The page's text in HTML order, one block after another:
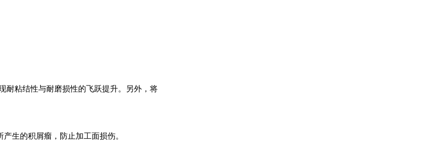
耐粘结性与耐磨损性的飞跃提升。另外，将
生的积屑瘤，防止加工面损伤。